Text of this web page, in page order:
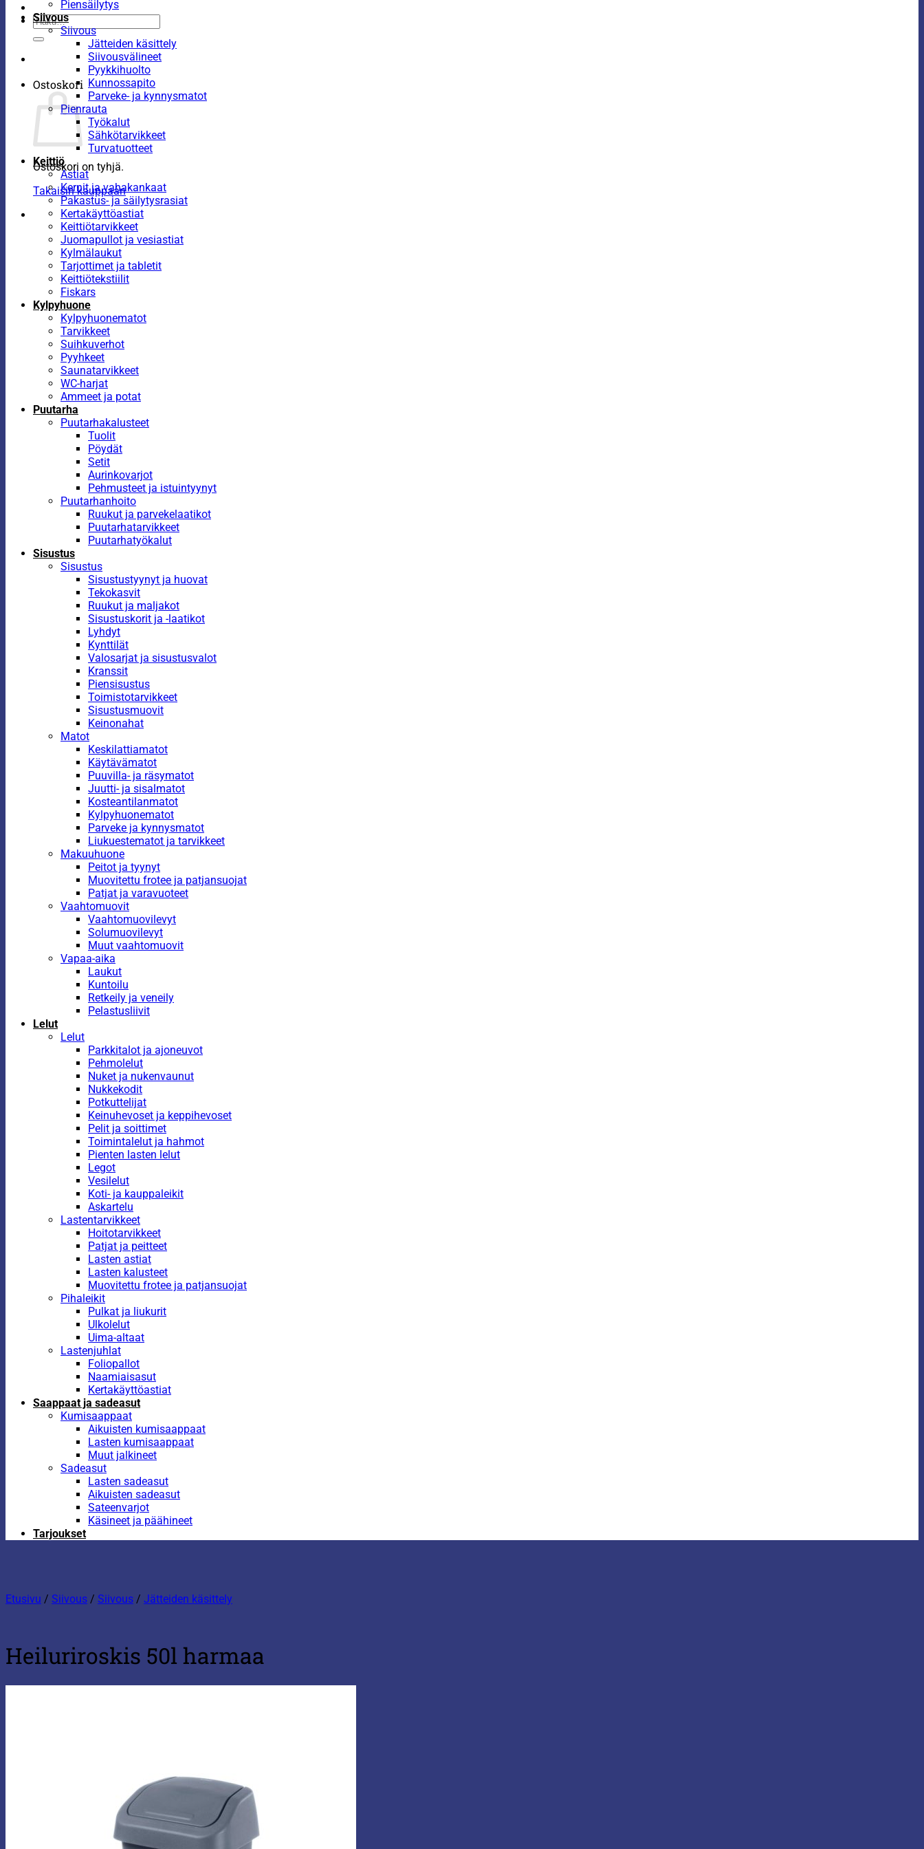
Etsi:
Ostoskori
Ostoskori on tyhjä.
Takaisin kauppaan
Piensäilytys
Siivous
Siivous
Jätteiden käsittely
Siivousvälineet
Pyykkihuolto
Kunnossapito
Parveke- ja kynnysmatot
Pienrauta
Työkalut
Sähkötarvikkeet
Turvatuotteet
Keittiö
Astiat
Kernit ja vahakankaat
Pakastus- ja säilytysrasiat
Kertakäyttöastiat
Keittiötarvikkeet
Juomapullot ja vesiastiat
Kylmälaukut
Tarjottimet ja tabletit
Keittiötekstiilit
Fiskars
Kylpyhuone
Kylpyhuonematot
Tarvikkeet
Suihkuverhot
Pyyhkeet
Saunatarvikkeet
WC-harjat
Ammeet ja potat
Puutarha
Puutarhakalusteet
Tuolit
Pöydät
Setit
Aurinkovarjot
Pehmusteet ja istuintyynyt
Puutarhanhoito
Ruukut ja parvekelaatikot
Puutarhatarvikkeet
Puutarhatyökalut
Sisustus
Sisustus
Sisustustyynyt ja huovat
Tekokasvit
Ruukut ja maljakot
Sisustuskorit ja -laatikot
Lyhdyt
Kynttilät
Valosarjat ja sisustusvalot
Kranssit
Piensisustus
Toimistotarvikkeet
Sisustusmuovit
Keinonahat
Matot
Keskilattiamatot
Käytävämatot
Puuvilla- ja räsymatot
Juutti- ja sisalmatot
Kosteantilanmatot
Kylpyhuonematot
Parveke ja kynnysmatot
Liukuestematot ja tarvikkeet
Makuuhuone
Peitot ja tyynyt
Muovitettu frotee ja patjansuojat
Patjat ja varavuoteet
Vaahtomuovit
Vaahtomuovilevyt
Solumuovilevyt
Muut vaahtomuovit
Vapaa-aika
Laukut
Kuntoilu
Retkeily ja veneily
Pelastusliivit
Lelut
Lelut
Parkkitalot ja ajoneuvot
Pehmolelut
Nuket ja nukenvaunut
Nukkekodit
Potkuttelijat
Keinuhevoset ja keppihevoset
Pelit ja soittimet
Toimintalelut ja hahmot
Pienten lasten lelut
Legot
Vesilelut
Koti- ja kauppaleikit
Askartelu
Lastentarvikkeet
Hoitotarvikkeet
Patjat ja peitteet
Lasten astiat
Lasten kalusteet
Muovitettu frotee ja patjansuojat
Pihaleikit
Pulkat ja liukurit
Ulkolelut
Uima-altaat
Lastenjuhlat
Foliopallot
Naamiaisasut
Kertakäyttöastiat
Saappaat ja sadeasut
Kumisaappaat
Aikuisten kumisaappaat
Lasten kumisaappaat
Muut jalkineet
Sadeasut
Lasten sadeasut
Aikuisten sadeasut
Sateenvarjot
Käsineet ja päähineet
Tarjoukset
Etusivu / Siivous / Siivous / Jätteiden käsittely
Heiluriroskis 50l harmaa